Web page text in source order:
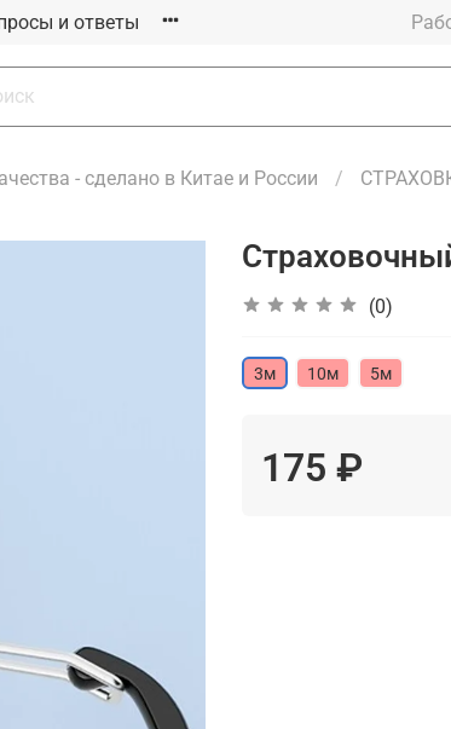
и ответы
- сделано в Китае и России
(0)
3м 10м 5м
175 ₽